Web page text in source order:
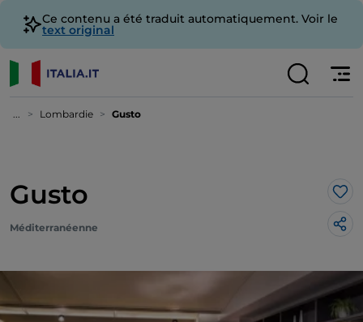
Ce contenu a été traduit automatiquement. Voir le
text original
... Lombardie Gusto
Gusto
Méditerranéenne